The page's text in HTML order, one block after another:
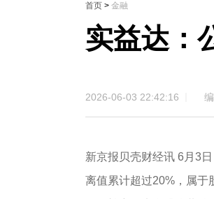
首页 > 金融
实益达：
2026-06-03 22:42:16 编
新京报贝壳财经讯 6月3
离值累计超过20%，属于